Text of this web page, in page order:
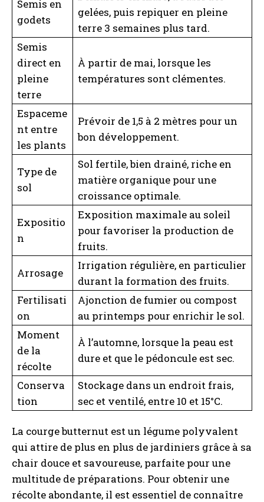
I WANT IN
I've read and accept thePrivacy Policy
Le brasero moyen-âge : histoire et
utilisation à travers les siècles
Semis en
godets
gelées, puis repiquer en pleine
terre 3 semaines plus tard.
Semis
direct en
pleine
terre
À partir de mai, lorsque les
températures sont clémentes.
Espaceme
nt entre
les plants
Prévoir de 1,5 à 2 mètres pour un
bon développement.
Type de
sol
Sol fertile, bien drainé, riche en
matière organique pour une
croissance optimale.
Expositio
n
Exposition maximale au soleil
pour favoriser la production de
fruits.
Arrosage
Irrigation régulière, en particulier
durant la formation des fruits.
Fertilisati
on
Ajonction de fumier ou compost
au printemps pour enrichir le sol.
Moment
de la
récolte
À l’automne, lorsque la peau est
dure et que le pédoncule est sec.
Conserva
tion
Stockage dans un endroit frais,
sec et ventilé, entre 10 et 15°C.
La courge butternut est un légume polyvalent
qui attire de plus en plus de jardiniers grâce à sa
chair douce et savoureuse, parfaite pour une
multitude de préparations. Pour obtenir une
récolte abondante, il est essentiel de connaître